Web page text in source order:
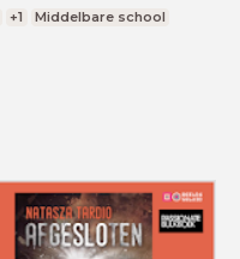
+1
Middelbare school